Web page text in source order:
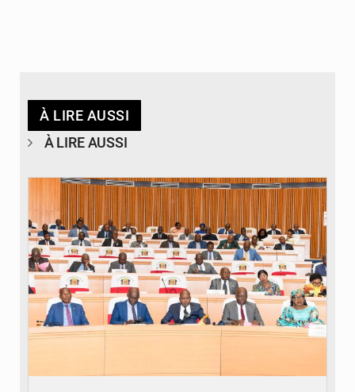
À LIRE AUSSI
À LIRE AUSSI